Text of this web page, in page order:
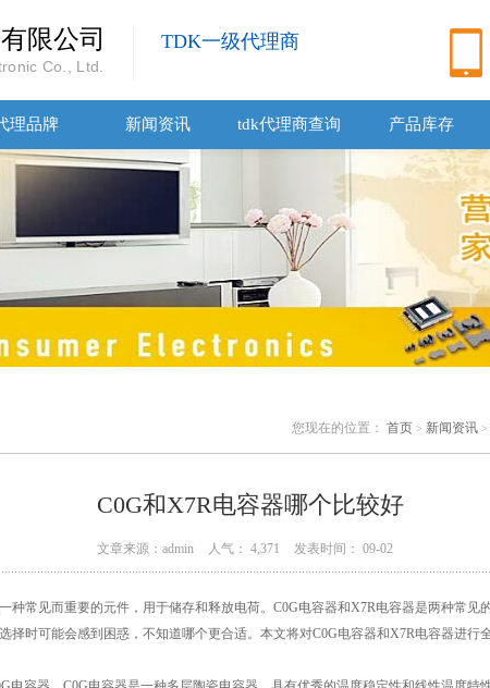
限公司
Co., Ltd.
TDK一级代理商
理品牌 新闻资讯 tdk代理商查询 产品库存
您现在的位置： 首页 > 新闻资讯 >
C0G和X7R电容器哪个比较好
文章来源：admin 人气： 4,371 发表时间： 09-02
种常见而重要的元件，用于储存和释放电荷。C0G电容器和X7R电容器是两种常见
择时可能会感到困惑，不知道哪个更合适。本文将对C0G电容器和X7R电容器进行